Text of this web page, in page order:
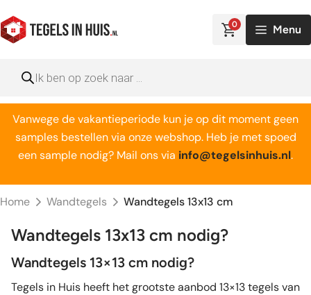
naar
de
0 Menu
zoeken
Vanwege de vakantieperiode kun je op dit moment geen
samples bestellen via onze webshop. Heb je met spoed
een sample nodig? Mail ons via info@tegelsinhuis.nl.
Home Wandtegels Wandtegels 13x13 cm
Wandtegels 13x13 cm nodig?
Wandtegels 13×13 cm nodig?
Tegels in Huis heeft het grootste aanbod 13×13 tegels van